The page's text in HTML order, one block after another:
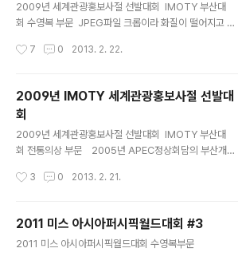
ht 2012. toodur2 All pictures cannot be copied
without permission. Copyright 2012. toodur2
2009년 세계관광홍보사절 선발대회 IMOTY 부산대
회 수영복 부문 JPEG파일 크롭이라 화질이 떨어지고 보
개최 축하행사의 일환으로 시작된 대회(사)국제해양도시문
서 개최되는 각종 국제대회를 세계에 널리 알리는 홍보사
절을 선발하는 세계적인 행사이다. Copyright 2012.
toodur2 All pictures cannot be copied without p
ermission. Copyright 2012. to
7 0 2013. 2. 22.
2009년 IMOTY 세계관광홍보사절 선발대
회
2009년 세계관광홍보사절 선발대회 IMOTY 부산대
회 전통의상 부문 2005년 APEC정상회담의 부산개최
광교류협회(IMCEA)가 보유한 세계 130여 개국의 국제
개최되는 각종 국제대회를 세계에 널리 알리는 홍보사절을
선발하는 세계적인 행사이다. 예전에 우연히 다대포에 사
진 찍으러 갔다가 운좋게 찍게되었군요... 대회는 언제까지
3 0 2013. 2. 21.
2011 미스 아시아퍼시픽월드대회 #3
2011 미스 아시아퍼시픽월드대회 수영복부문